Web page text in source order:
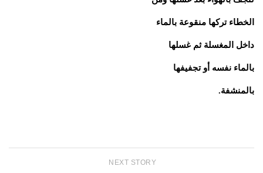
الخطاء تركها منقوعة بالماء
داخل المغسلة ثم غسلها
بالماء نفسه أو تجفيفها
بالمنشفة.
NEXT STORY